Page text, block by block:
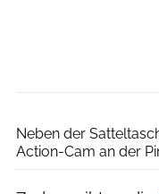
Neben der
Action-Cam an der